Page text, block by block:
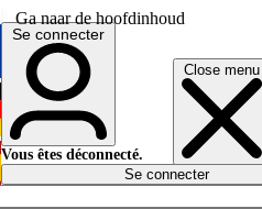
Ga naar de hoofdinhoud
Close menu
English
Deutsch
Español
Se connecter
Vous êtes déconnecté.
Se connecter